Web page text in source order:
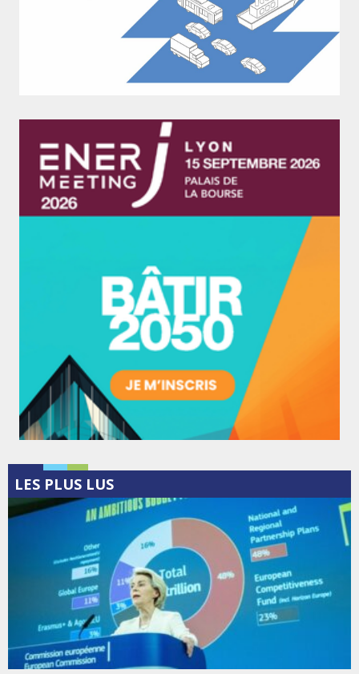
LES PLUS LUS